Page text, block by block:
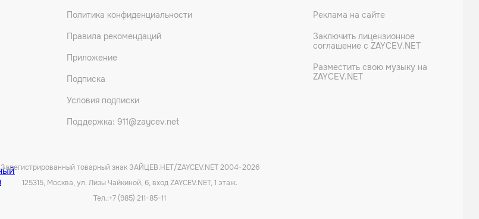
Политика конфиденциальности
Правила рекомендаций
Приложение
Подписка
Условия подписки
Поддержка: 911@zaycev.net
Реклама на сайте
Заключить лицензионное
соглашение с ZAYCEV.NET
Разместить свою музыку на
ZAYCEV.NET
Зарегистрированный товарный знак ЗАЙЦЕВ.НЕТ/ZAYCEV.NET 2004-2026
125315, Москва, ул. Лизы Чайкиной, 6, вход ZAYCEV.NET, 1 этаж.
Тел.:+7 (985) 211-85-11